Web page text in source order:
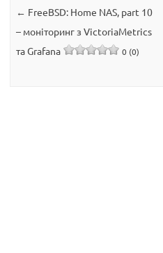
← FreeBSD: Home NAS, part 10
– моніторинг з VictoriaMetrics
та Grafana
0 (0)